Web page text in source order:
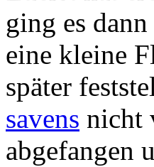
ging es
eine kleine
später
savens nicht
abgefangen